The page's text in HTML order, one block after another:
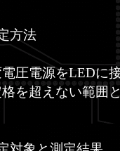
方法
圧電源をLEDに
を超えない範囲と